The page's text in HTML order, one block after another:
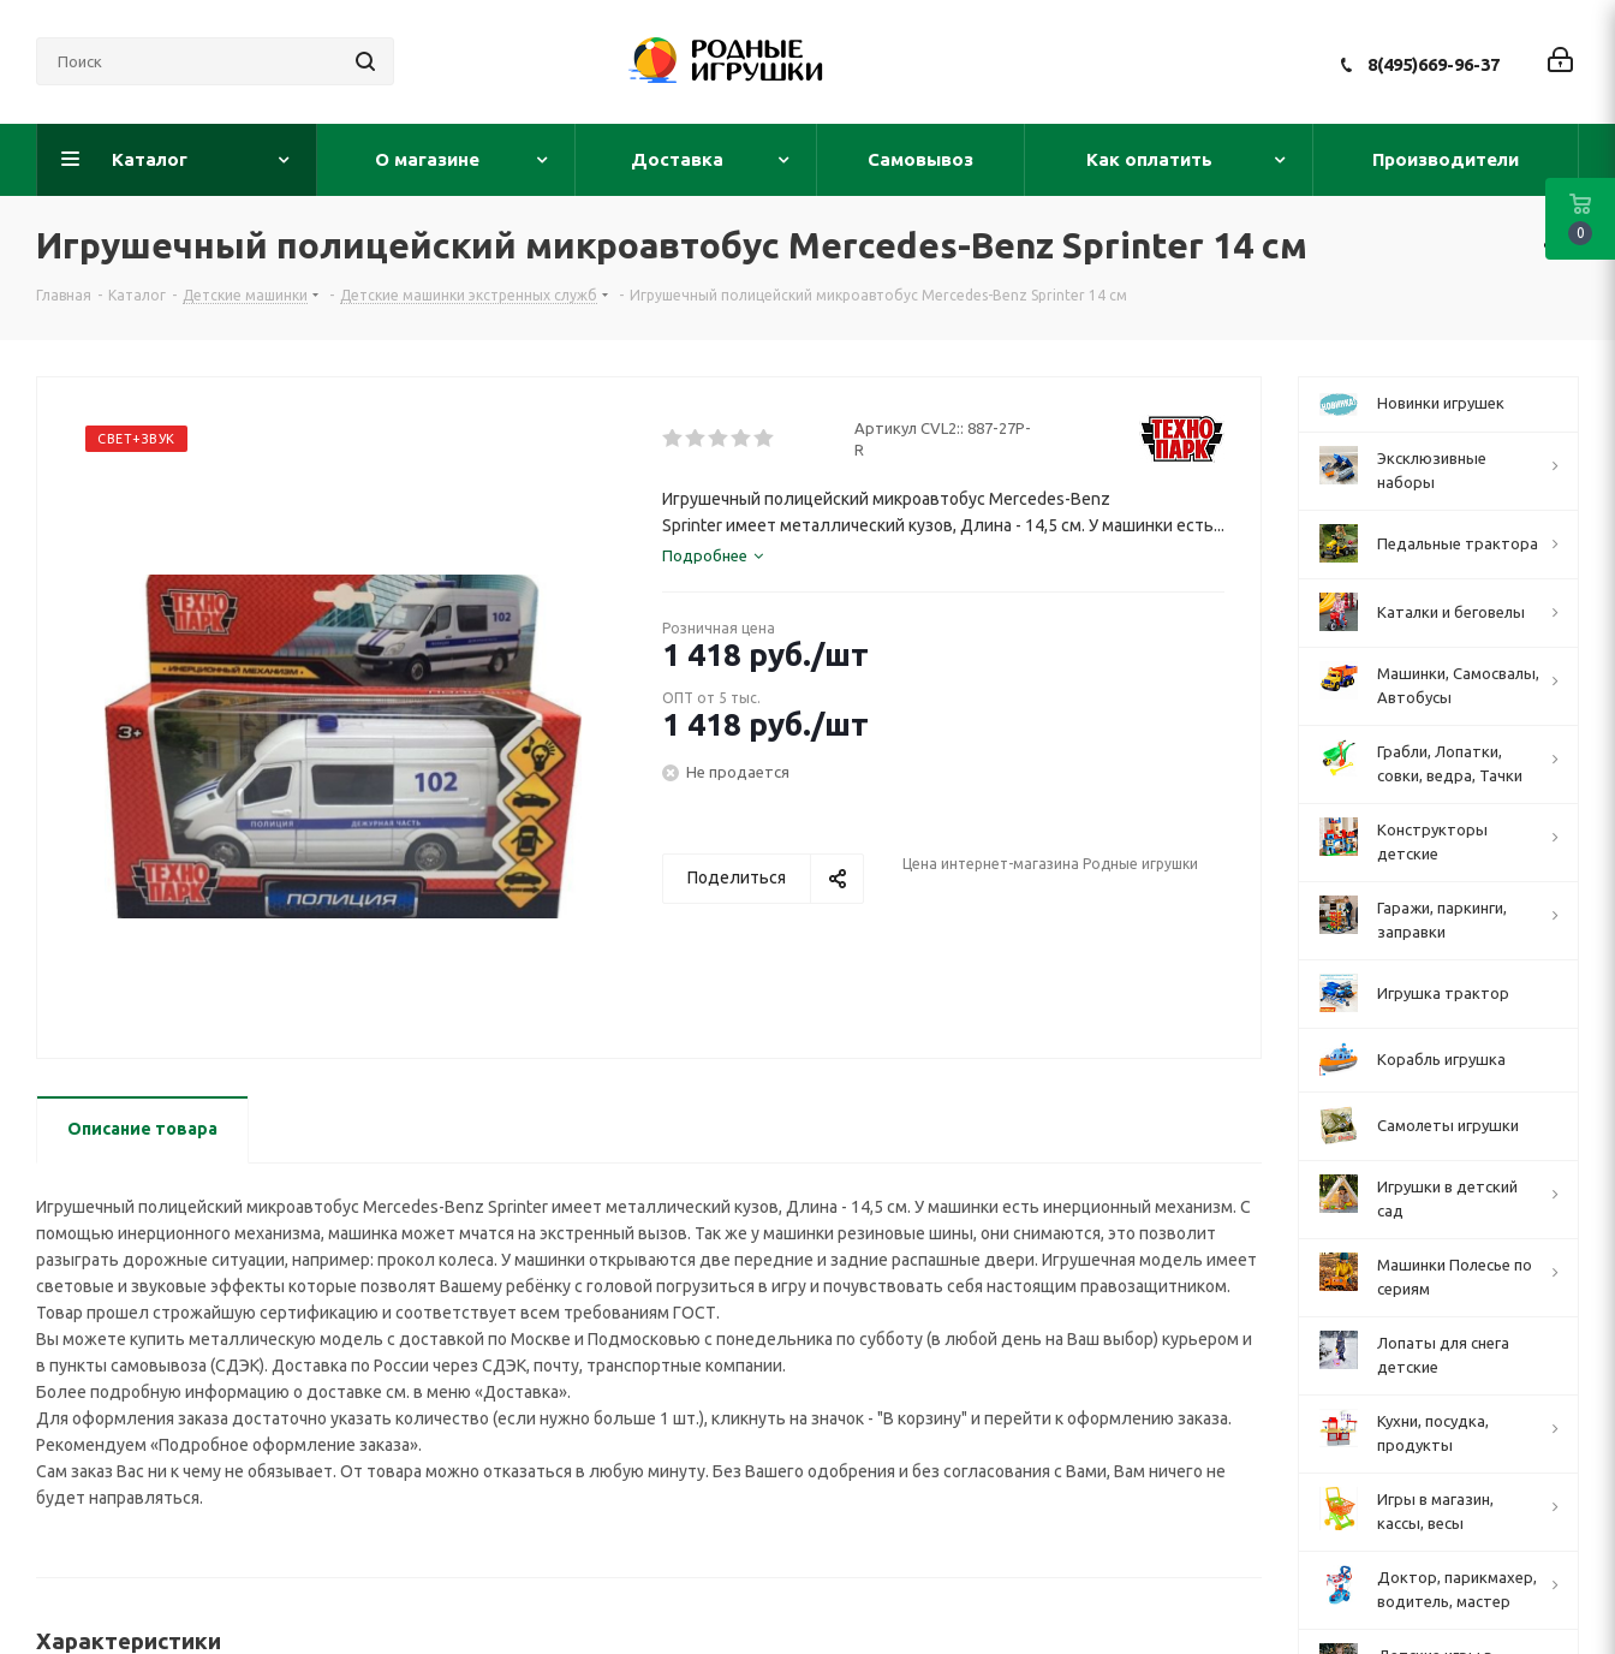
8(495)669-96-37
Каталог О магазине Доставка Самовывоз Как оплатить Производители
Игрушечный полицейский микроавтобус Mercedes-Benz Sprinter 14 см
Главная - Каталог - Детские машинки - Детские машинки экстренных служб - Игрушечный полицейский микроавтобус Mercedes-Benz Sprinter 14 см
СВЕТ+ЗВУК
Артикул CVL2:: 887-27P-
R
Игрушечный полицейский микроавтобус Mercedes-Benz
Sprinter имеет металлический кузов, Длина - 14,5 см. У машинки есть...
Подробнее
Розничная цена
1 418 руб./шт
ОПТ от 5 тыс.
1 418 руб./шт
Не продается
Поделиться
Цена интернет-магазина Родные игрушки
Описание товара
Игрушечный полицейский микроавтобус Mercedes-Benz Sprinter имеет металлический кузов, Длина - 14,5 см. У машинки есть инерционный механизм. С
помощью инерционного механизма, машинка может мчатся на экстренный вызов. Так же у машинки резиновые шины, они снимаются, это позволит
разыграть дорожные ситуации, например: прокол колеса. У машинки открываются две передние и задние распашные двери. Игрушечная модель имеет
световые и звуковые эффекты которые позволят Вашему ребёнку с головой погрузиться в игру и почувствовать себя настоящим правозащитником.
Товар прошел строжайшую сертификацию и соответствует всем требованиям ГОСТ.
Вы можете купить металлическую модель с доставкой по Москве и Подмосковью с понедельника по субботу (в любой день на Ваш выбор) курьером и
в пункты самовывоза (СДЭК). Доставка по России через СДЭК, почту, транспортные компании.
Более подробную информацию о доставке см. в меню «Доставка».
Для оформления заказа достаточно указать количество (если нужно больше 1 шт.), кликнуть на значок - "В корзину" и перейти к оформлению заказа.
Рекомендуем «Подробное оформление заказа».
Сам заказ Вас ни к чему не обязывает. От товара можно отказаться в любую минуту. Без Вашего одобрения и без согласования с Вами, Вам ничего не
будет направляться.
Характеристики
Новинки игрушек
Эксклюзивные
наборы
Педальные трактора
Каталки и беговелы
Машинки, Самосвалы,
Автобусы
Грабли, Лопатки,
совки, ведра, Тачки
Конструкторы
детские
Гаражи, паркинги,
заправки
Игрушка трактор
Корабль игрушка
Самолеты игрушки
Игрушки в детский
сад
Машинки Полесье по
сериям
Лопаты для снега
детские
Кухни, посудка,
продукты
Игры в магазин,
кассы, весы
Доктор, парикмахер,
водитель, мастер
0